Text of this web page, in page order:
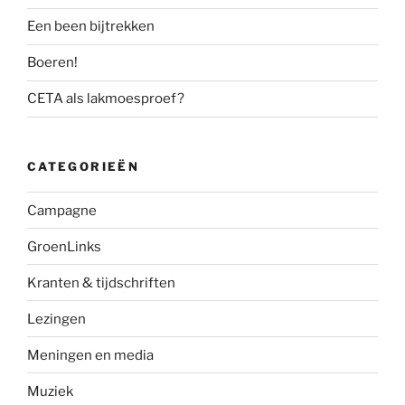
Een been bijtrekken
Boeren!
CETA als lakmoesproef?
CATEGORIEËN
Campagne
GroenLinks
Kranten & tijdschriften
Lezingen
Meningen en media
Muziek